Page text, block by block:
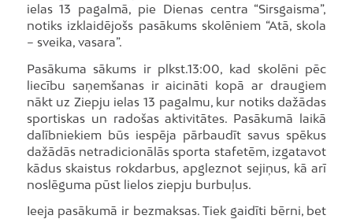
ielas 13 pagalmā, pie Dienas centra “Sirsgaisma”,
notiks izklaidējošs pasākums skolēniem “Atā, skola
– sveika, vasara”.
Pasākuma sākums ir plkst.13:00, kad skolēni pēc
liecību saņemšanas ir aicināti kopā ar draugiem
nākt uz Ziepju ielas 13 pagalmu, kur notiks dažādas
sportiskas un radošas aktivitātes. Pasākumā laikā
dalībniekiem būs iespēja pārbaudīt savus spēkus
dažādās netradicionālās sporta stafetēm, izgatavot
kādus skaistus rokdarbus, apgleznot sejiņus, kā arī
noslēguma pūst lielos ziepju burbuļus.
Ieeja pasākumā ir bezmaksas. Tiek gaidīti bērni, bet